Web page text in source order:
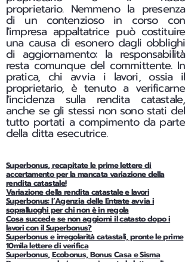
proprietario. Nemmeno la presenza
di un contenzioso in corso con
l'impresa appaltatrice può costituire
una causa di esonero dagli obblighi
di aggiornamento: la responsabilità
resta comunque del committente. In
pratica, chi avvia i lavori, ossia il
proprietario, è tenuto a verificarne
l'incidenza sulla rendita catastale,
anche se gli stessi non sono stati del
tutto portati a compimento da parte
della ditta esecutrice.
Superbonus, recapitate le prime lettere di
accertamento per la mancata variazione della
rendita catastale!
Variazione della rendita catastale e lavori
Superbonus: l’Agenzia delle Entrate avvia i
sopralluoghi per chi non è in regola
Cosa succede se non aggiorni il catasto dopo i
lavori con il Superbonus?
Superbonus e irregolarità catastali, pronte le prime
10mila lettere di verifica
Superbonus, Ecobonus, Bonus Casa e Sisma